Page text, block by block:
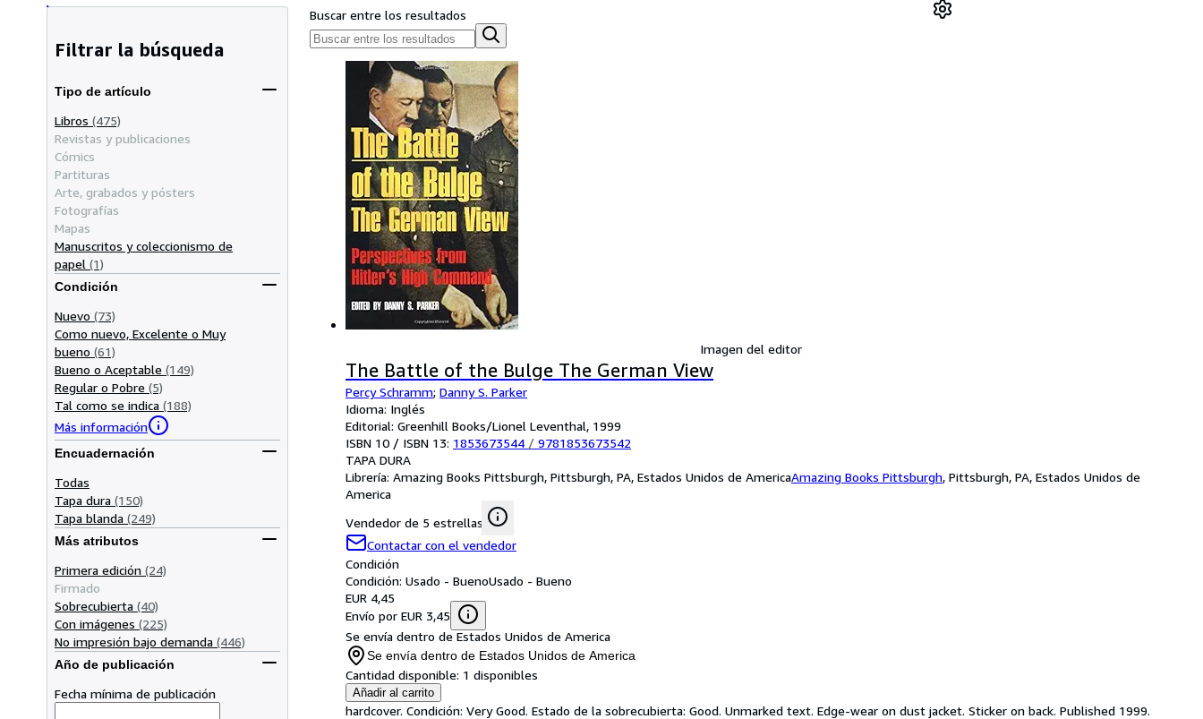
Filtrar la búsqueda
Tipo de artículo
Libros (475)
Revistas y publicaciones
Cómics
Partituras
Arte, grabados y pósters
Fotografías
Mapas
Manuscritos y coleccionismo de
papel (1)
Condición
Nuevo (73)
Como nuevo, Excelente o Muy
bueno (61)
Bueno o Aceptable (149)
Regular o Pobre (5)
Tal como se indica (188)
Más información
Encuadernación
Todas
Tapa dura (150)
Tapa blanda (249)
Más atributos
Primera edición (24)
Firmado
Sobrecubierta (40)
Con imágenes (225)
No impresión bajo demanda (446)
Año de publicación
Fecha mínima de publicación
Buscar entre los resultados
Imagen del editor
The Battle of the Bulge The German View
Percy Schramm; Danny S. Parker
Idioma: Inglés
Editorial: Greenhill Books/Lionel Leventhal, 1999
ISBN 10 / ISBN 13: 1853673544 / 9781853673542
TAPA DURA
Librería: Amazing Books Pittsburgh, Pittsburgh, PA, Estados Unidos de AmericaAmazing Books Pittsburgh, Pittsburgh, PA, Estados Unidos de
America
Vendedor de 5 estrellas
Contactar con el vendedor
Condición
Condición: Usado - BuenoUsado - Bueno
EUR 4,45
Envío por EUR 3,45
Se envía dentro de Estados Unidos de America
Se envía dentro de Estados Unidos de America
Cantidad disponible: 1 disponibles
Añadir al carrito
hardcover. Condición: Very Good. Estado de la sobrecubierta: Good. Unmarked text. Edge-wear on dust jacket. Sticker on back. Published 1999.